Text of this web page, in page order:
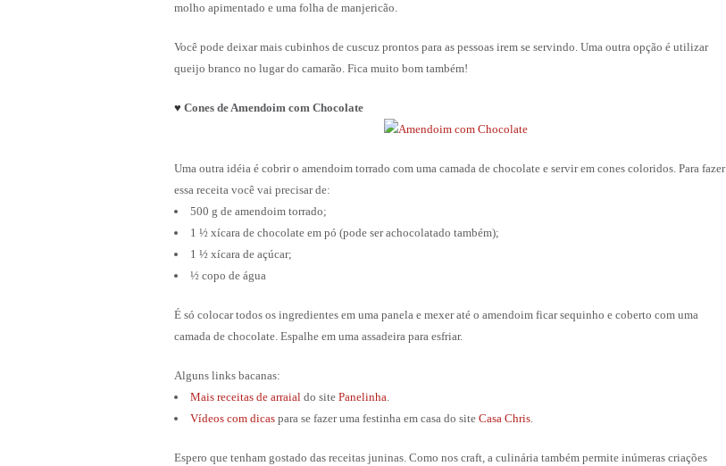
molho apimentado e uma folha de manjericão.
Você pode deixar mais cubinhos de cuscuz prontos para as pessoas irem se servindo. Uma outra opção é utilizar
queijo branco no lugar do camarão. Fica muito bom também!
♥ Cones de Amendoim com Chocolate
Uma outra idéia é cobrir o amendoim torrado com uma camada de chocolate e servir em cones coloridos. Para fazer
essa receita você vai precisar de:
500 g de amendoim torrado;
1 ½ xícara de chocolate em pó (pode ser achocolatado também);
1 ½ xícara de açúcar;
½ copo de água
É só colocar todos os ingredientes em uma panela e mexer até o amendoim ficar sequinho e coberto com uma
camada de chocolate. Espalhe em uma assadeira para esfriar.
Alguns links bacanas:
Mais receitas de arraial do site Panelinha.
Vídeos com dicas para se fazer uma festinha em casa do site Casa Chris.
Espero que tenham gostado das receitas juninas. Como nos craft, a culinária também permite inúmeras criações